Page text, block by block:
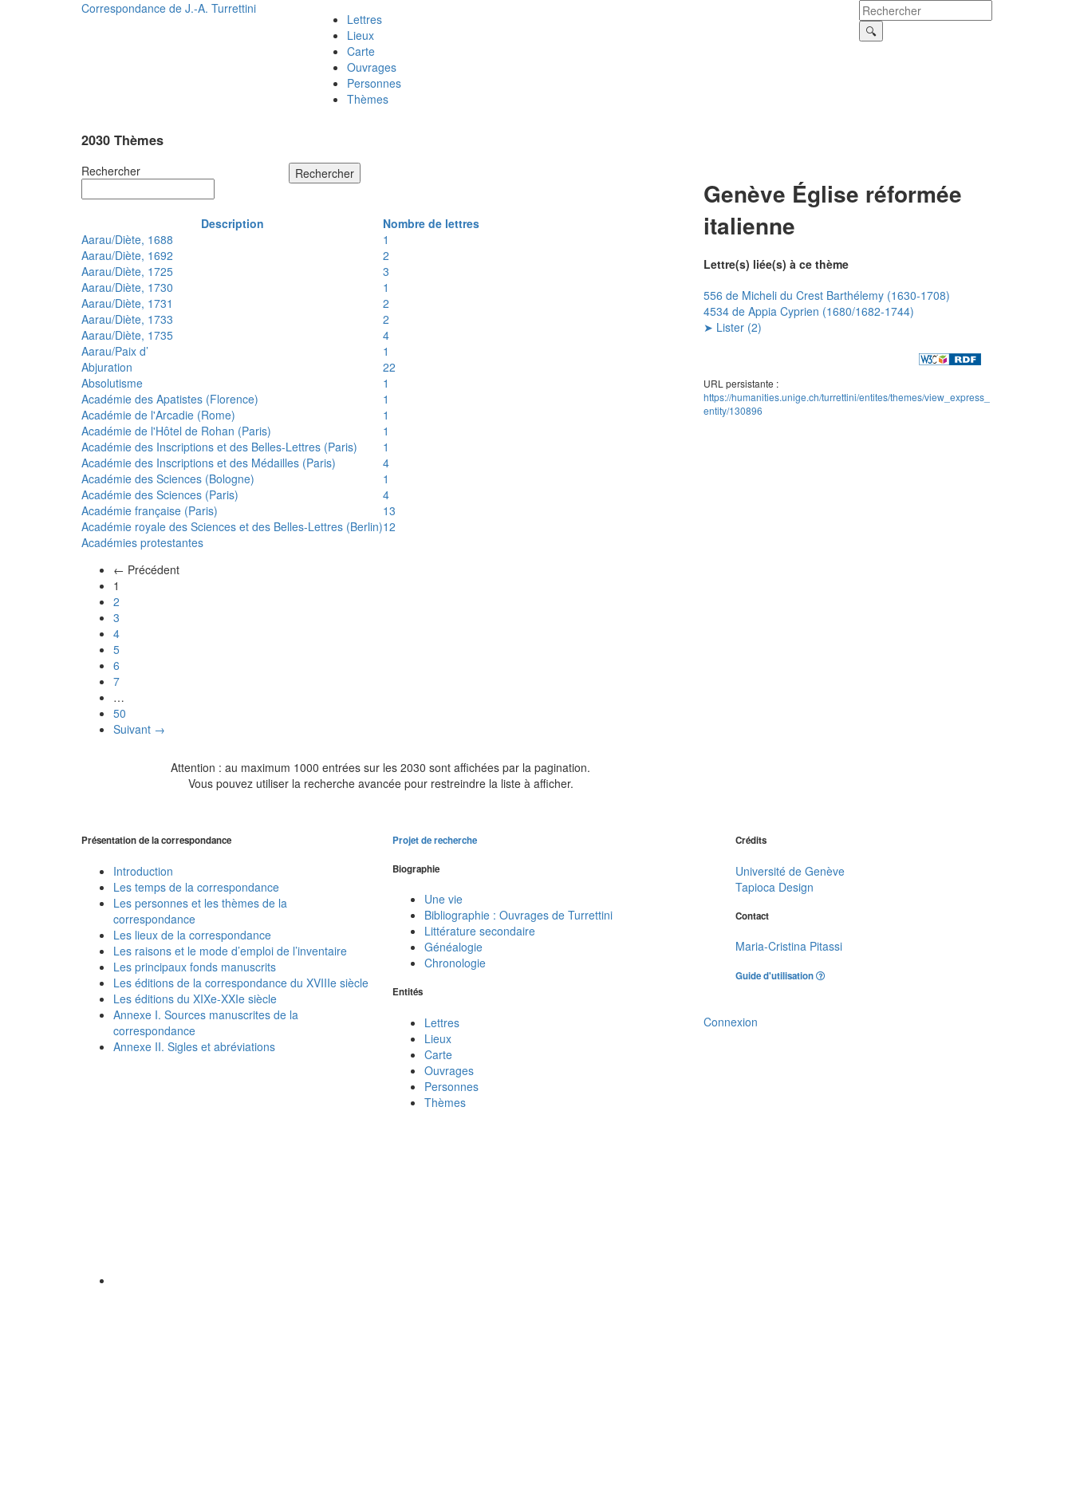
Correspondance de J.-A. Turrettini
Lettres
Lieux
Carte
Ouvrages
Personnes
Thèmes
2030 Thèmes
Rechercher Rechercher
Description
Nombre de lettres
Aarau/Diète, 1688
1
Aarau/Diète, 1692
2
Aarau/Diète, 1725
3
Aarau/Diète, 1730
1
Aarau/Diète, 1731
2
Aarau/Diète, 1733
2
Aarau/Diète, 1735
4
Aarau/Paix d’
1
Abjuration
22
Absolutisme
1
Académie des Apatistes (Florence)
1
Académie de l'Arcadie (Rome)
1
Académie de l'Hôtel de Rohan (Paris)
1
Académie des Inscriptions et des Belles-Lettres (Paris)
1
Académie des Inscriptions et des Médailles (Paris)
4
Académie des Sciences (Bologne)
1
Académie des Sciences (Paris)
4
Académie française (Paris)
13
Académie royale des Sciences et des Belles-Lettres (Berlin)12
Académies protestantes
← Précédent
1
2
3
4
5
6
7
…
50
Suivant →
Attention : au maximum 1000 entrées sur les 2030 sont affichées par la pagination.
Vous pouvez utiliser la recherche avancée pour restreindre la liste à afficher.
Genève Église réformée
italienne
Lettre(s) liée(s) à ce thème
556 de Micheli du Crest Barthélemy (1630-1708)
4534 de Appia Cyprien (1680/1682-1744)
➤ Lister (2)
URL persistante :
https://humanities.unige.ch/turrettini/entites/themes/view_express_
entity/130896
Présentation de la correspondance
Introduction
Les temps de la correspondance
Les personnes et les thèmes de la
correspondance
Les lieux de la correspondance
Les raisons et le mode d’emploi de l’inventaire
Les principaux fonds manuscrits
Les éditions de la correspondance du XVIIIe siècle
Les éditions du XIXe-XXIe siècle
Annexe I. Sources manuscrites de la
correspondance
Annexe II. Sigles et abréviations
Projet de recherche
Biographie
Une vie
Bibliographie : Ouvrages de Turrettini
Littérature secondaire
Généalogie
Chronologie
Entités
Lettres
Lieux
Carte
Ouvrages
Personnes
Thèmes
Crédits
Université de Genève
Tapioca Design
Contact
Maria-Cristina Pitassi
Guide d'utilisation
Connexion